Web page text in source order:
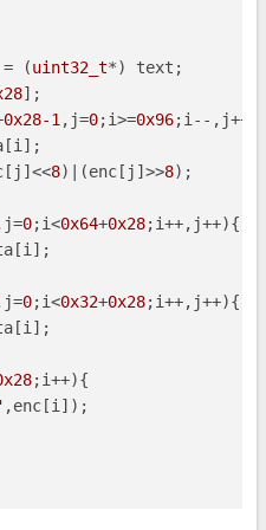
(uint32_t*) text;
];
0x28-1 ,j=0;i>=0x96;i--
8)|(enc[j]>>8);
0;i<0x64+0x28;i++,j++){
0;i<0x32+0x28;i++,j++){
;i++){
,enc[i]);